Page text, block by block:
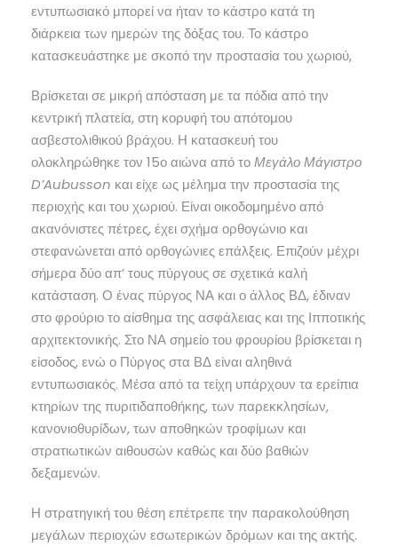
εντυπωσιακό μπορεί να ήταν το κάστρο κατά τη
διάρκεια των ημερών της δόξας του. Το κάστρο
κατασκευάστηκε με σκοπό την προστασία του χωριού,
Βρίσκεται σε μικρή απόσταση με τα πόδια από την
κεντρική πλατεία, στη κορυφή του απότομου
ασβεστολιθικού βράχου. Η κατασκευή του
ολοκληρώθηκε τον 15ο αιώνα από τοΜεγάλο Μάγιστρο
D’Aubusson και είχε ως μέλημα την προστασία της
περιοχής και του χωριού. Είναι οικοδομημένο από
ακανόνιστες πέτρες, έχει σχήμα ορθογώνιο και
στεφανώνεται από ορθογώνιες επάλξεις. Επιζούν μέχρι
σήμερα δύο απ’ τους πύργους σε σχετικά καλή
κατάσταση. Ο ένας πύργος ΝΑ και ο άλλος ΒΔ, έδιναν
στο φρούριο το αίσθημα της ασφάλειας και της Ιπποτικής
αρχιτεκτονικής. Στο ΝΑ σημείο του φρουρίου βρίσκεται η
είσοδος, ενώ ο Πύργος στα ΒΔ είναι αληθινά
εντυπωσιακός. Μέσα από τα τείχη υπάρχουν τα ερείπια
κτηρίων της πυριτιδαποθήκης, των παρεκκλησίων,
κανονιοθυρίδων, των αποθηκών τροφίμων και
στρατιωτικών αιθουσών καθώς και δύο βαθιών
δεξαμενών.
Η στρατηγική του θέση επέτρεπε την παρακολούθηση
μεγάλων περιοχών εσωτερικών δρόμων και της ακτής.